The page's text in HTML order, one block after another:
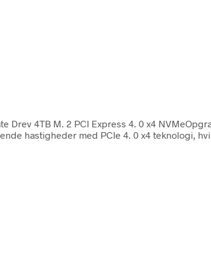
Drev 4TB M. 2 PCI Express 4. 0 x4
hastigheder med PCIe 4. 0 x4 teknologi,